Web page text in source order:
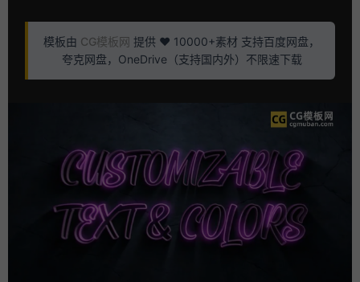
模板由 CG模板网 提供 ❤️ 10000+素材 支持百度网盘，
夸克网盘，OneDrive（支持国内外）不限速下载